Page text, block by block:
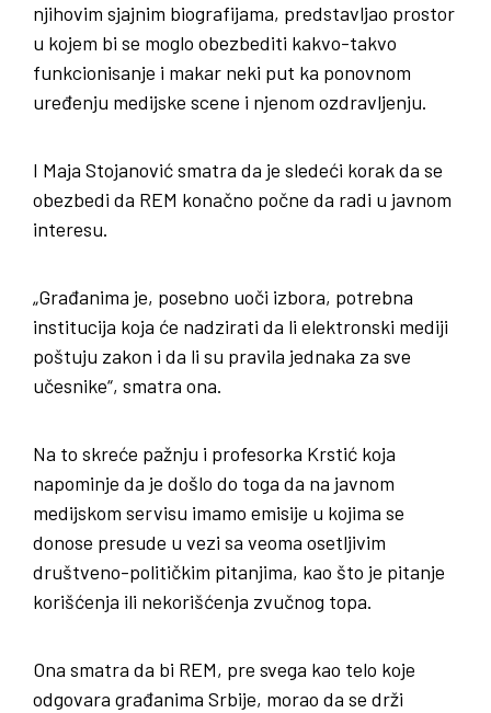
njihovim sjajnim biografijama, predstavljao prostor
u kojem bi se moglo obezbediti kakvo-takvo
funkcionisanje i makar neki put ka ponovnom
uređenju medijske scene i njenom ozdravljenju.
I Maja Stojanović smatra da je sledeći korak da se
obezbedi da REM konačno počne da radi u javnom
interesu.
„Građanima je, posebno uoči izbora, potrebna
institucija koja će nadzirati da li elektronski mediji
poštuju zakon i da li su pravila jednaka za sve
učesnike“, smatra ona.
Na to skreće pažnju i profesorka Krstić koja
napominje da je došlo do toga da na javnom
medijskom servisu imamo emisije u kojima se
donose presude u vezi sa veoma osetljivim
društveno-političkim pitanjima, kao što je pitanje
korišćenja ili nekorišćenja zvučnog topa.
Ona smatra da bi REM, pre svega kao telo koje
odgovara građanima Srbije, morao da se drži